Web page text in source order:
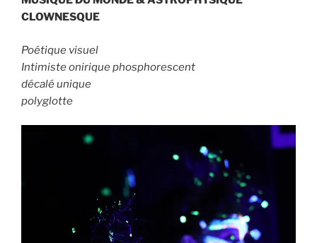
CLOWNESQUE
Poétique visuel
Intimisteonirique phosphorescent
décaléunique
polyglotte